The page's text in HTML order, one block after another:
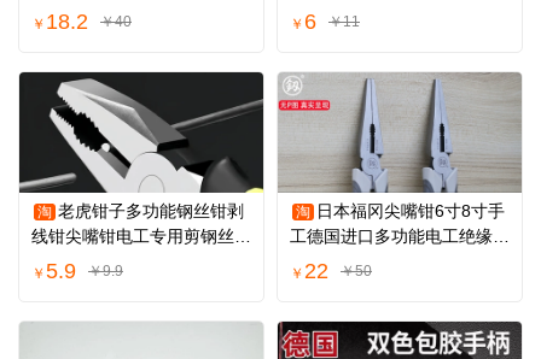
钳手工剥线神器
￥ 18.2 ￥40
发簪配件材料
￥ 6 ￥11
淘 老虎钳子多功能钢丝钳剥
线钳尖嘴钳电工专用剪钢丝斜
口钳手工工具
￥ 5.9 ￥9.9
淘 日本福冈尖嘴钳6寸8寸手
工德国进口多功能电工绝缘工
业级尖头钳子
￥ 22 ￥50